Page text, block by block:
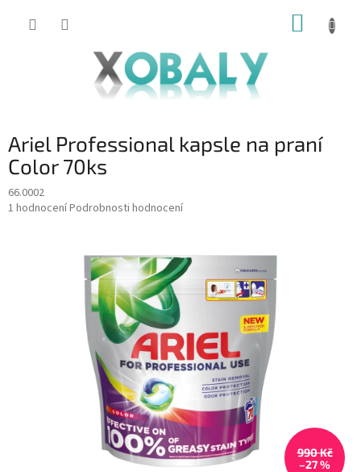
KOŠÍK
Ariel Professional kapsle na praní
Color 70ks
66.0002
Průměrné
1 hodnoceníPodrobnosti hodnocení
990 Kč
–27 %